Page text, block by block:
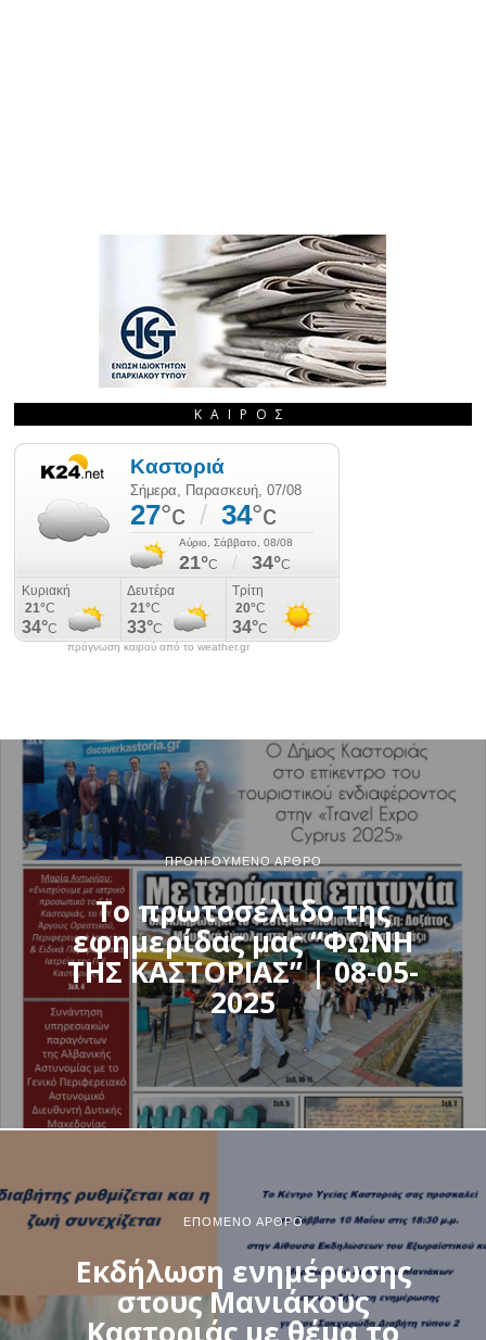
ΚΑΙΡΌΣ
πρόγνωση καιρού από το weather.gr
ΠΡΟΗΓΟΎΜΕΝΟ ΆΡΘΡΟ
Το πρωτοσέλιδο της
εφημερίδας μας “ΦΩΝΗ
ΤΗΣ ΚΑΣΤΟΡΙΑΣ” | 08-05-
2025
ΕΠΌΜΕΝΟ ΆΡΘΡΟ
Εκδήλωση ενημέρωσης
στους Μανιάκους
Καστοριάς με θέμα το